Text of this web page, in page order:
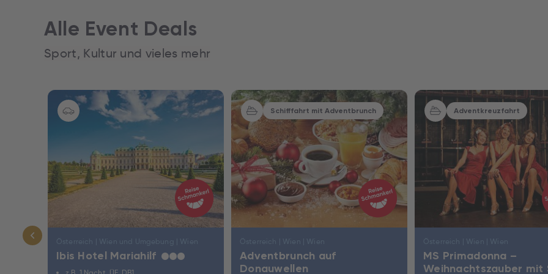
Alle Event Deals
Sport, Kultur und vieles mehr
Ibis Hotel Mariahilf ★★★
Schifffahrt mit Adventbrunch
Adventbrunch auf
Donauwellen
Adventkreuzfahrt
MS Primadonna –
Weihnachtszauber mit
Nur Hotel Nur Hotel